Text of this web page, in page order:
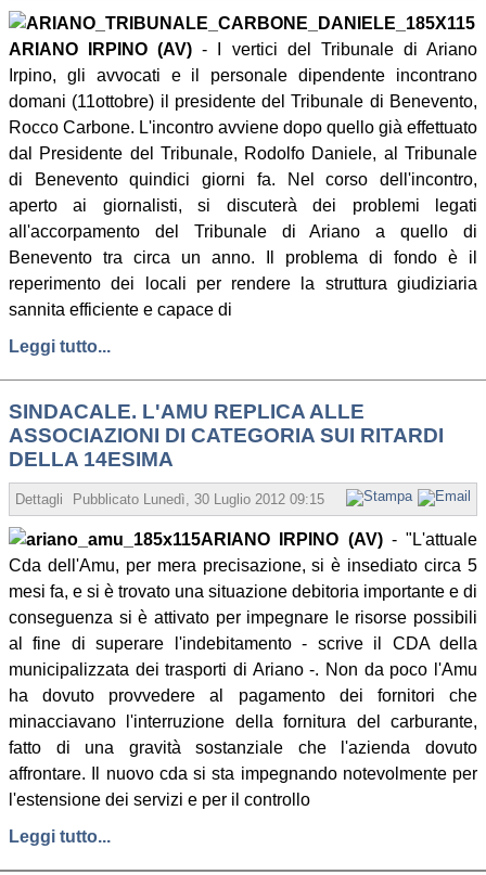
ARIANO IRPINO (AV) - I vertici del Tribunale di Ariano
Irpino, gli avvocati e il personale dipendente incontrano
domani (11ottobre) il presidente del Tribunale di Benevento,
Rocco Carbone. L'incontro avviene dopo quello già effettuato
dal Presidente del Tribunale, Rodolfo Daniele, al Tribunale
di Benevento quindici giorni fa. Nel corso dell'incontro,
aperto ai giornalisti, si discuterà dei problemi legati
all'accorpamento del Tribunale di Ariano a quello di
Benevento tra circa un anno. Il problema di fondo è il
reperimento dei locali per rendere la struttura giudiziaria
sannita efficiente e capace di
Leggi tutto...
SINDACALE. L'AMU REPLICA ALLE
ASSOCIAZIONI DI CATEGORIA SUI RITARDI
DELLA 14ESIMA
Dettagli Pubblicato Lunedì, 30 Luglio 2012 09:15 Scritto da Redazione
ARIANO IRPINO (AV)- "L'attuale
Cda dell'Amu, per mera precisazione, si è insediato circa 5
mesi fa, e si è trovato una situazione debitoria importante e di
conseguenza si è attivato per impegnare le risorse possibili
al fine di superare l'indebitamento - scrive il CDA della
municipalizzata dei trasporti di Ariano -. Non da poco l'Amu
ha dovuto provvedere al pagamento dei fornitori che
minacciavano l'interruzione della fornitura del carburante,
fatto di una gravità sostanziale che l'azienda dovuto
affrontare. Il nuovo cda si sta impegnando notevolmente per
l'estensione dei servizi e per il controllo
Leggi tutto...